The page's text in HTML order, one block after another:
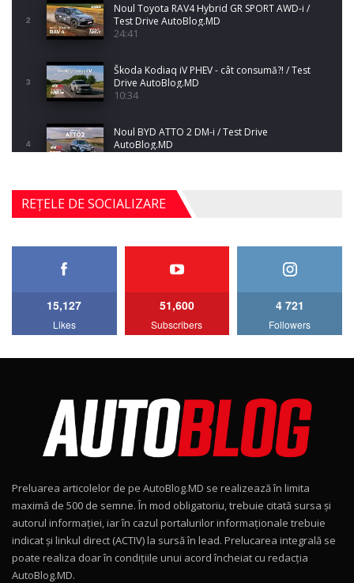
2
Noul Toyota RAV4 Hybrid GR SPORT AWD-i /
Test Drive AutoBlog.MD
24:41
3
Škoda Kodiaq iV PHEV - cât consumă?! / Test
Drive AutoBlog.MD
10:34
4
Noul BYD ATTO 2 DM-i / Test Drive
AutoBlog.MD
17:35
5
Noul Mercedes-Benz S-Class facelift (S 580
4MATIC V223) / Test Drive AutoBlog.MD
27:33
AutoBlog.MD
15:08
Noul Geely EX2 / Test Drive AutoBlog.MD
15:22
Mercedes-AMG E 53 HYBRID 4MATIC+ / Test
Drive AutoBlog.MD
16:27
11
Noul Volvo ES90 / Test Drive AutoBlog.MD
REȚELE DE SOCIALIZARE
15,127
Likes
51,600
Subscribers
4 721
Followers
Preluarea articolelor de pe AutoBlog.MD se realizează în limita
maximă de 500 de semne. În mod obligatoriu, trebuie citată sursa și
autorul informației, iar în cazul portalurilor informaționale trebuie
indicat și linkul direct (ACTIV) la sursă în lead. Prelucarea integrală se
poate realiza doar în condițiile unui acord încheiat cu redacţia
AutoBlog.MD.